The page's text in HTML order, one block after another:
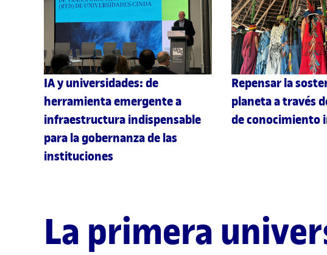
IA y universidades: de
herramienta emergente a
infraestructura indispensable
para la gobernanza de las
instituciones
Repensar la
planeta a través
de conocimiento
La primera